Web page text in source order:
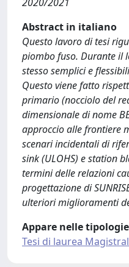
Abstract in italiano
Questo lavoro di tesi
piombo fuso. Durante il
stesso semplici e
Questo viene fatto
primario (nocciolo del
dimensionale di nome
approccio alle frontiere
scenari incidentali di
sink (ULOHS) e station
termini delle relazioni
progettazione di
ulteriori miglioramenti
Appare nelle
Tesi di laurea